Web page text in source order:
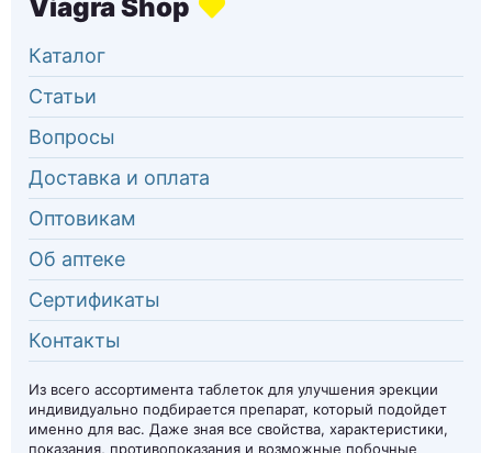
Каталог
Статьи
Вопросы
Доставка и оплата
Оптовикам
Об аптеке
Сертификаты
Контакты
Из всего ассортимента таблеток для улучшения эрекции
индивидуально подбирается препарат, который подойдет
именно для вас. Даже зная все свойства, характеристики,
показания, противопоказания и возможные побочные